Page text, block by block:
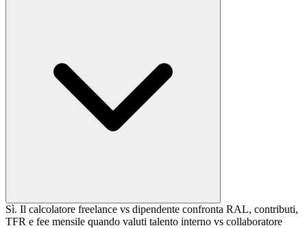
Sì. Il calcolatore freelance vs dipendente confronta RAL, contributi,
TFR e fee mensile quando valuti talento interno vs collaboratore